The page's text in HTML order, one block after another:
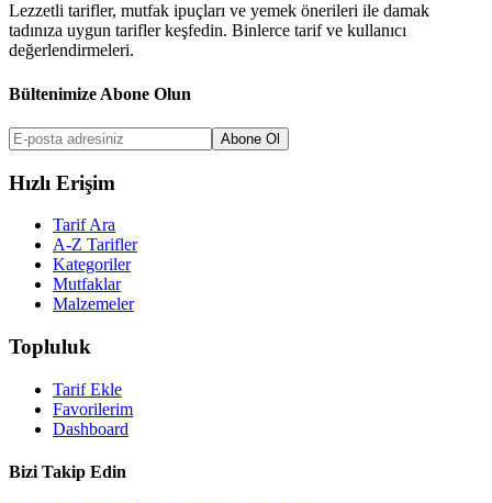
Lezzetli tarifler, mutfak ipuçları ve yemek önerileri ile damak
tadınıza uygun tarifler keşfedin. Binlerce tarif ve kullanıcı
değerlendirmeleri.
Bültenimize Abone Olun
Abone Ol
Hızlı Erişim
Tarif Ara
A-Z Tarifler
Kategoriler
Mutfaklar
Malzemeler
Topluluk
Tarif Ekle
Favorilerim
Dashboard
Bizi Takip Edin